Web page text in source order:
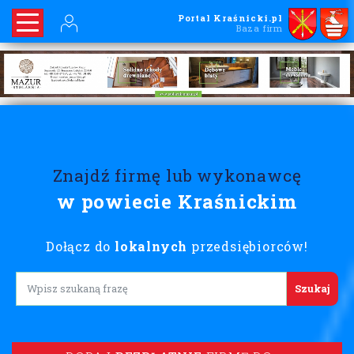
Portal Kraśnicki.pl
Baza firm
Znajdź firmę lub wykonawcę
w powiecie Kraśnickim
Dołącz do lokalnych przedsiębiorców!